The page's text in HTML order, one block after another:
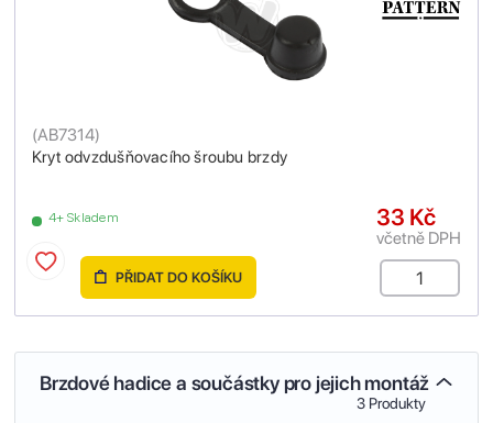
Kryt odvzdušňovacího šroubu brzdy
(AB7314)
4+ Skladem 33 Kč
včetně DPH
PŘIDAT DO KOŠÍKU
Brzdové hadice a součástky pro jejich montáž
3 Produkty